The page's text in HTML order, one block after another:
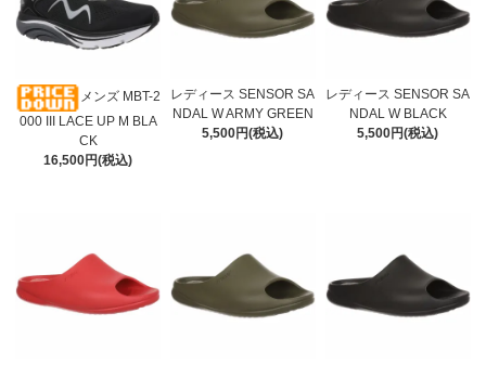
メンズ MBT-2
000 III LACE UP M BLA
CK
16,500円(税込)
レディース SENSOR SA
NDAL W ARMY GREEN
5,500円(税込)
レディース SENSOR SA
NDAL W BLACK
5,500円(税込)